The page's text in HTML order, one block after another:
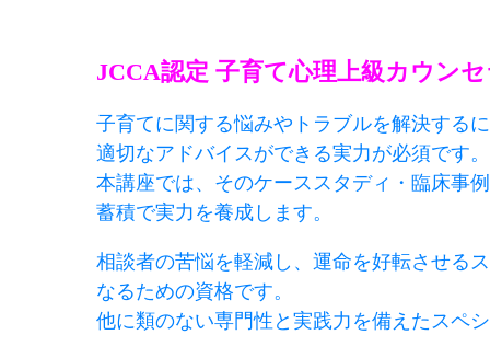
JCCA認定 子育て心理上級カウン
子育てに関する悩みやトラブルを解決する
適切なアドバイスができる実力が必須です。
本講座では、そのケーススタディ ・臨床事
蓄積で実力を養成します。
相談者の苦悩を軽減し、運命を好転させる
なるための資格です。
他に類のない専門性と実践力を備えたスペ